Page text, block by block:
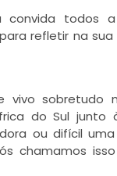
convida todos
refletir na
vivo
do Sul
ou difícil
chamamos isso